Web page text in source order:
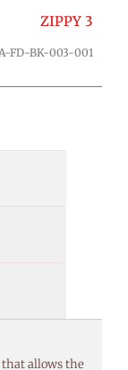
ZIPPY 3
FD-BK-003-001
allows the